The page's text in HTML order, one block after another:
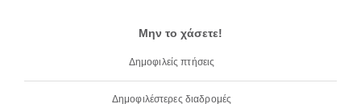
Μην το χάσετε!
Δημοφιλείς πτήσεις
Δημοφιλέστερες διαδρομές